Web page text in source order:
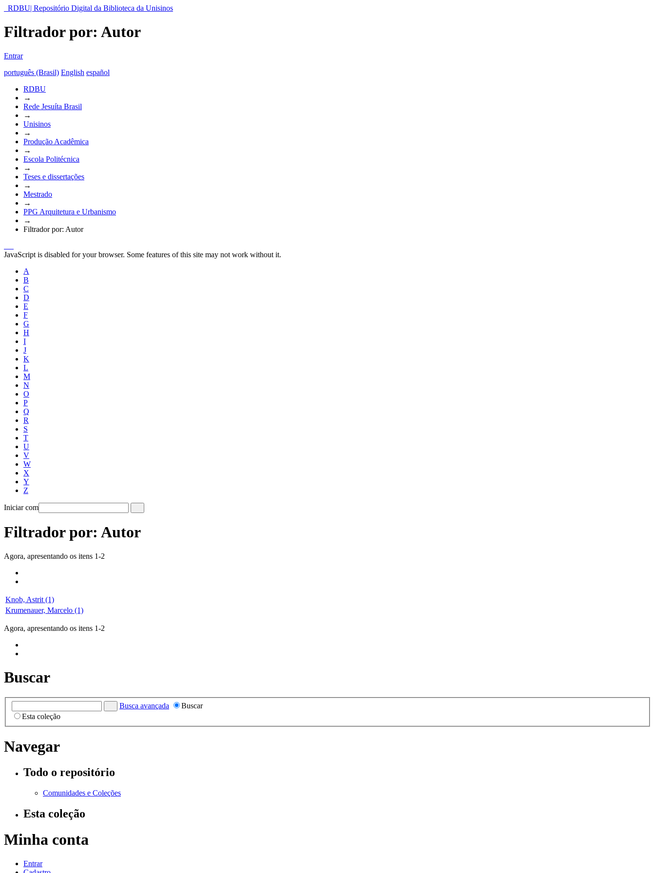
RDBU| Repositório Digital da Biblioteca da Unisinos
Filtrador por: Autor
Entrar
português (Brasil) English español
RDBU
→
Rede Jesuíta Brasil
→
Unisinos
→
Produção Acadêmica
→
Escola Politécnica
→
Teses e dissertações
→
Mestrado
→
PPG Arquitetura e Urbanismo
→
Filtrador por: Autor
JavaScript is disabled for your browser. Some features of this site may not work without it.
A
B
C
D
E
F
G
H
I
J
K
L
M
N
O
P
Q
R
S
T
U
V
W
X
Y
Z
Iniciar com
Filtrador por: Autor
Agora, apresentando os itens 1-2
Knob, Astrit (1)
Krumenauer, Marcelo (1)
Agora, apresentando os itens 1-2
Buscar
Busca avançada
Buscar
Esta coleção
Navegar
Todo o repositório
Comunidades e Coleções
Esta coleção
Minha conta
Entrar